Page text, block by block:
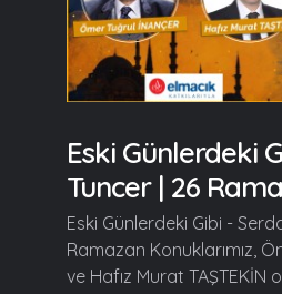
Eski Günlerdeki
Tuncer | 26
Eski Günlerdeki Gibi -
Ramazan Konuklarımız,
ve Hafız Murat TAŞTEKİN